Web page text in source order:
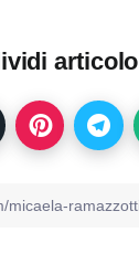
articolo